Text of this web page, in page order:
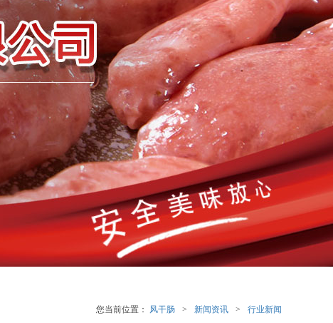
您当前位置： 风干肠 > 新闻资讯 > 行业新闻